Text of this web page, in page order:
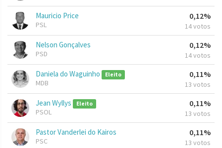
Mauricio Price
PSL
0,12%
14 votos
Nelson Gonçalves
PSD
0,12%
14 votos
Daniela do Waguinho Eleito
MDB
0,11%
13 votos
Jean Wyllys Eleito
PSOL
0,11%
13 votos
Pastor Vanderlei do Kairos
PSC
0,11%
13 votos